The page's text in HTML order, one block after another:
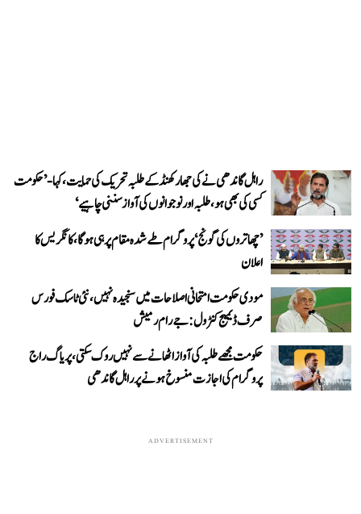
راہل گاندھی نے کی جھارکھنڈ کے طلبہ تحریک کی حمایت، کہا- ’حکومت
کسی کی بھی ہو، طلبہ اور نوجوانوں کی آواز سننی چاہیے‘
’چھاتروں کی گونج‘ پروگرام طے شدہ مقام پر ہی ہوگا، کانگریس کا
اعلان
مودی حکومت امتحانی اصلاحات میں سنجیدہ نہیں، نئی ٹاسک فورس
صرف ڈیمیج کنٹرول: جے رام رمیش
حکومت مجھے طلبہ کی آواز اٹھانے سے نہیں روک سکتی، پریاگ راج
پروگرام کی اجازت منسوخ ہونے پر راہل گاندھی
ADVERTISEMENT